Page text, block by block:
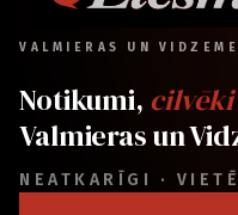
VALMIERAS UN
Notikumi,
Valmieras un
NEATKARĪGI ·